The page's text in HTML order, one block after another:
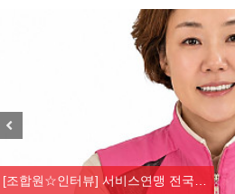
[조합원☆인터뷰] 서비스연맹 전국…